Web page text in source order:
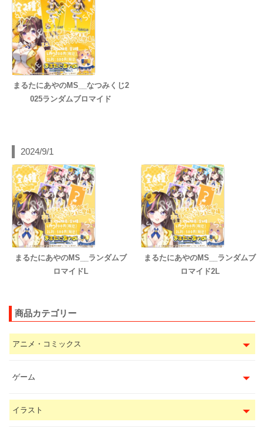
まるたにあやのMS__なつみくじ2
025ランダムブロマイド
2024/9/1
まるたにあやのMS__ランダムブ
ロマイドL
まるたにあやのMS__ランダムブ
ロマイド2L
商品カテゴリー
アニメ・コミックス
ゲーム
イラスト